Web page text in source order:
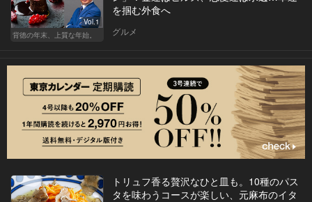
Vol.1
背徳の年末、上質な年始。
を掴む外食へ
グルメ
トリュフ香る贅沢なひと皿も。10種のパス
タを味わうコースが楽しい、元麻布のイタ